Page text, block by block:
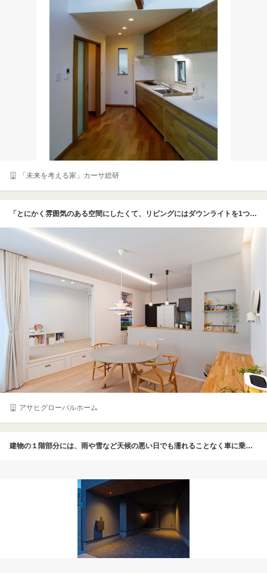
「未来を考える家」カーサ総研
「とにかく雰囲気のある空間にしたくて、リビングにはダウンライトを1つもつけていません。これは仲のいいコーディネーターさんからの提案でしたが採用してよかったですね。」コイズミ照明のライン照明。部屋全体に均一な光をもたらす
アサヒグローバルホーム
建物の１階部分には、雨や雪など天候の悪い日でも濡れることなく車に乗降でき、荷物の出し入れもスムーズに行える実用性の高いビルトインガレージを配置している。天井部分には木目調の素材を採用し、無機質になりがちな駐車スペースに温もりと高級感をプラス。ダウンライトの光が愛車を美しく照らし出すギャラリーのような空間は、車好きにはたまらない。防犯面での安心感も高く、都市部における快適なカーライフを強力にサポートしてくれる頼もしい設計だ